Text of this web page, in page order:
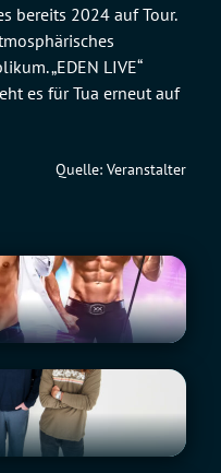
bereits 2024 auf Tour.
„EDEN LIVE“
es für Tua erneut auf
Quelle: Veranstalter